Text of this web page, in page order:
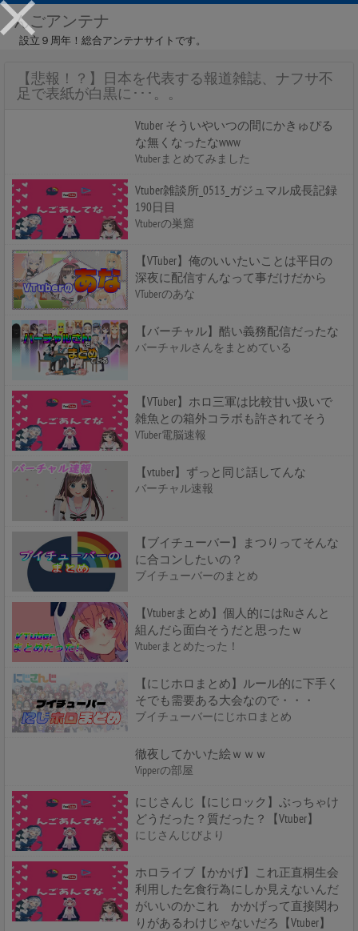
んごアンテナ
設立９周年！総合アンテナサイトです。
【悲報！？】日本を代表する報道雑誌、ナフサ不
足で表紙が白黒に･･･。。
Vtuber そういやいつの間にかきゅぴる
な無くなったなwww
Vtuberまとめてみました
Vtuber雑談所_0513_ガジュマル成長記録
190日目
Vtuberの巣窟
【VTuber】俺のいいたいことは平日の
深夜に配信すんなって事だけだから
VTuberのあな
【バーチャル】酷い義務配信だったな
バーチャルさんをまとめている
【VTuber】ホロ三軍は比較甘い扱いで
雑魚との箱外コラボも許されてそう
VTuber電脳速報
【vtuber】ずっと同じ話してんな
バーチャル速報
【ブイチューバー】まつりってそんな
に合コンしたいの？
ブイチューバーのまとめ
【Vtuberまとめ】個人的にはRuさんと
組んだら面白そうだと思ったｗ
Vtuberまとめたった！
【にじホロまとめ】ルール的に下手く
そでも需要ある大会なので・・・
ブイチューバーにじホロまとめ
徹夜してかいた絵ｗｗｗ
Vipperの部屋
にじさんじ【にじロック】ぶっちゃけ
どうだった？質だった？【Vtuber】
にじさんじびより
ホロライブ【かかげ】これ正直桐生会
利用した乞食行為にしか見えないんだ
がいいのかこれ かかげって直接関わ
りがあるわけじゃないだろ【Vtuber】